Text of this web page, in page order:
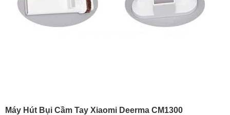
Máy Hút Bụi Cầm Tay Xiaomi Deerma CM1300